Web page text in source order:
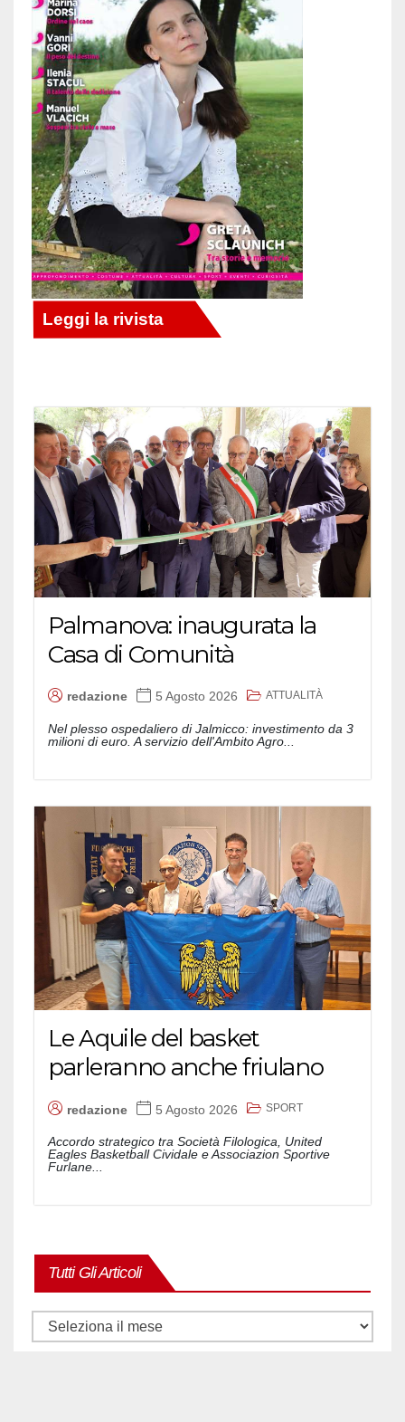
Palmanova: inaugurata la
Casa di Comunità
redazione 5 Agosto 2026 ATTUALITÀ
Nel plesso ospedaliero di Jalmicco: investimento da 3
milioni di euro. A servizio dell'Ambito Agro...
Le Aquile del basket
parleranno anche friulano
redazione 5 Agosto 2026 SPORT
Accordo strategico tra Società Filologica, United
Eagles Basketball Cividale e Associazion Sportive
Furlane...
Tutti Gli Articoli
Tutti